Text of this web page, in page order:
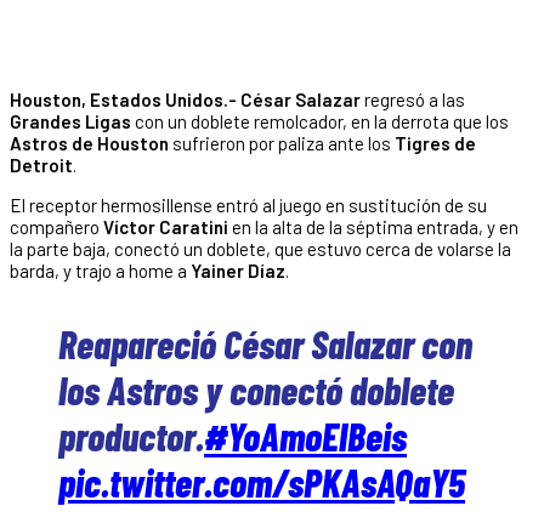
Houston, Estados Unidos.- César Salazarregresó a las
Grandes Ligas con un doblete remolcador, en la derrota que los
Astros de Houston sufrieron por paliza ante los Tigres de
Detroit.
El receptor hermosillense entró al juego en sustitución de su
compañero Víctor Caratini en la alta de la séptima entrada, y en
la parte baja, conectó un doblete, que estuvo cerca de volarse la
barda, y trajo a home a Yainer Díaz.
Reapareció César Salazar con
los Astros y conectó doblete
productor.#YoAmoElBeis
pic.twitter.com/sPKAsAQaY5